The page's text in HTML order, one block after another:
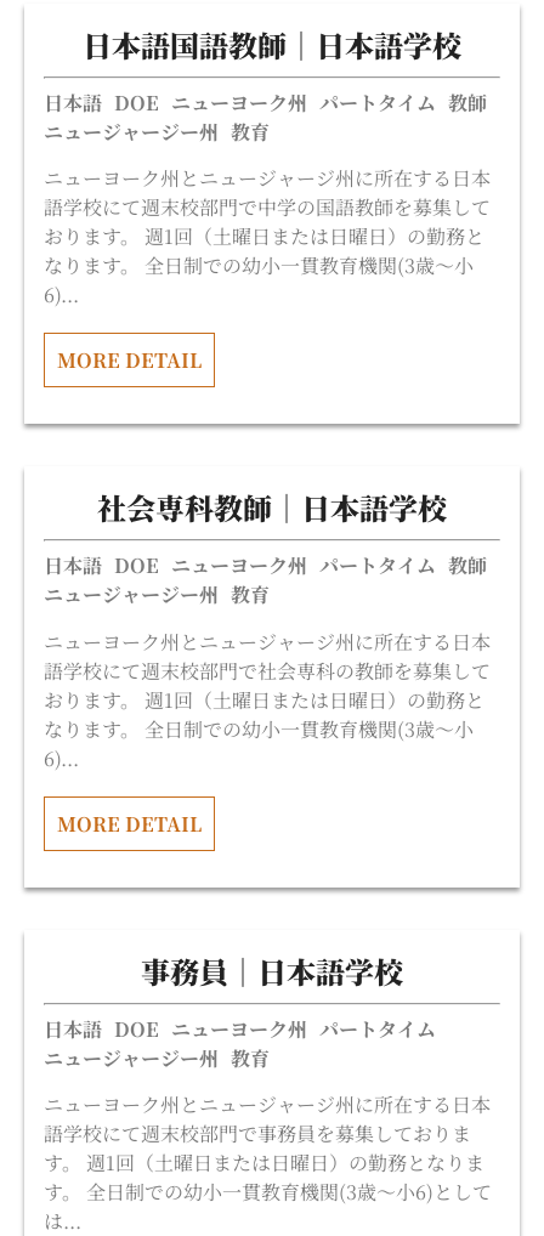
日本語国語教師｜日本語学校
日本語 DOE ニューヨーク州 パートタイム 教師
ニュージャージー州 教育
ニューヨーク州とニュージャージ州に所在する日本
語学校にて週末校部門で中学の国語教師を募集して
おります。 週1回（土曜日または日曜日）の勤務と
なります。 全日制での幼小一貫教育機関(3歳〜小
6)...
MORE DETAIL
社会専科教師｜日本語学校
日本語 DOE ニューヨーク州 パートタイム 教師
ニュージャージー州 教育
ニューヨーク州とニュージャージ州に所在する日本
語学校にて週末校部門で社会専科の教師を募集して
おります。 週1回（土曜日または日曜日）の勤務と
なります。 全日制での幼小一貫教育機関(3歳〜小
6)...
MORE DETAIL
事務員｜日本語学校
日本語 DOE ニューヨーク州 パートタイム
ニュージャージー州 教育
ニューヨーク州とニュージャージ州に所在する日本
語学校にて週末校部門で事務員を募集しておりま
す。 週1回（土曜日または日曜日）の勤務となりま
す。 全日制での幼小一貫教育機関(3歳〜小6)として
は...